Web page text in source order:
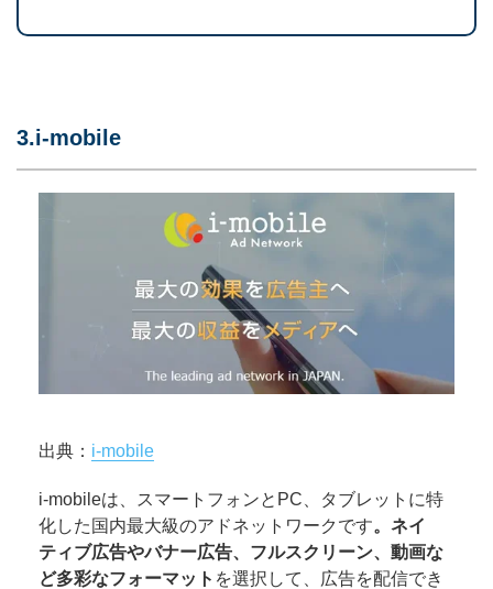
3.i-mobile
出典： i-mobile
i-mobileは、スマートフォンとPC、タブレットに特
化した国内最大級のアドネットワークです。ネイ
ティブ広告やバナー広告、フルスクリーン、動画な
ど多彩なフォーマット を選択して、広告を配信でき